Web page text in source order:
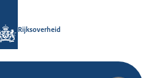
Rijksoverheid